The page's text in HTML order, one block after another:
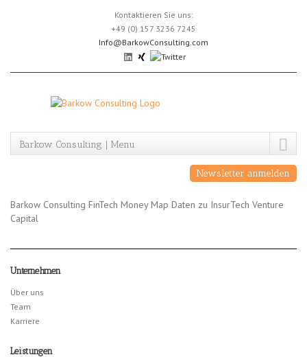
Kontaktieren Sie uns:
+49 (0) 157 3236 7245
Info@BarkowConsulting.com
Barkow Consulting | Menu
Newsletter anmelden
Barkow Consulting FinTech Money Map Daten zu InsurTech Venture
Capital
Unternehmen
Über uns
Team
Karriere
Leistungen